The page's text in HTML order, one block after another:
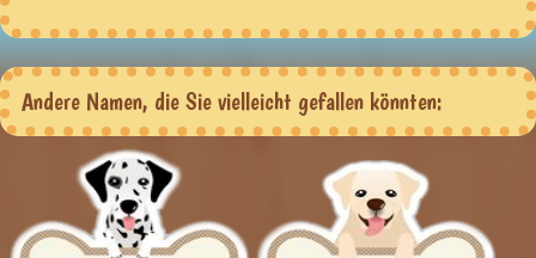
Andere Namen, die Sie vielleicht gefallen könnten: